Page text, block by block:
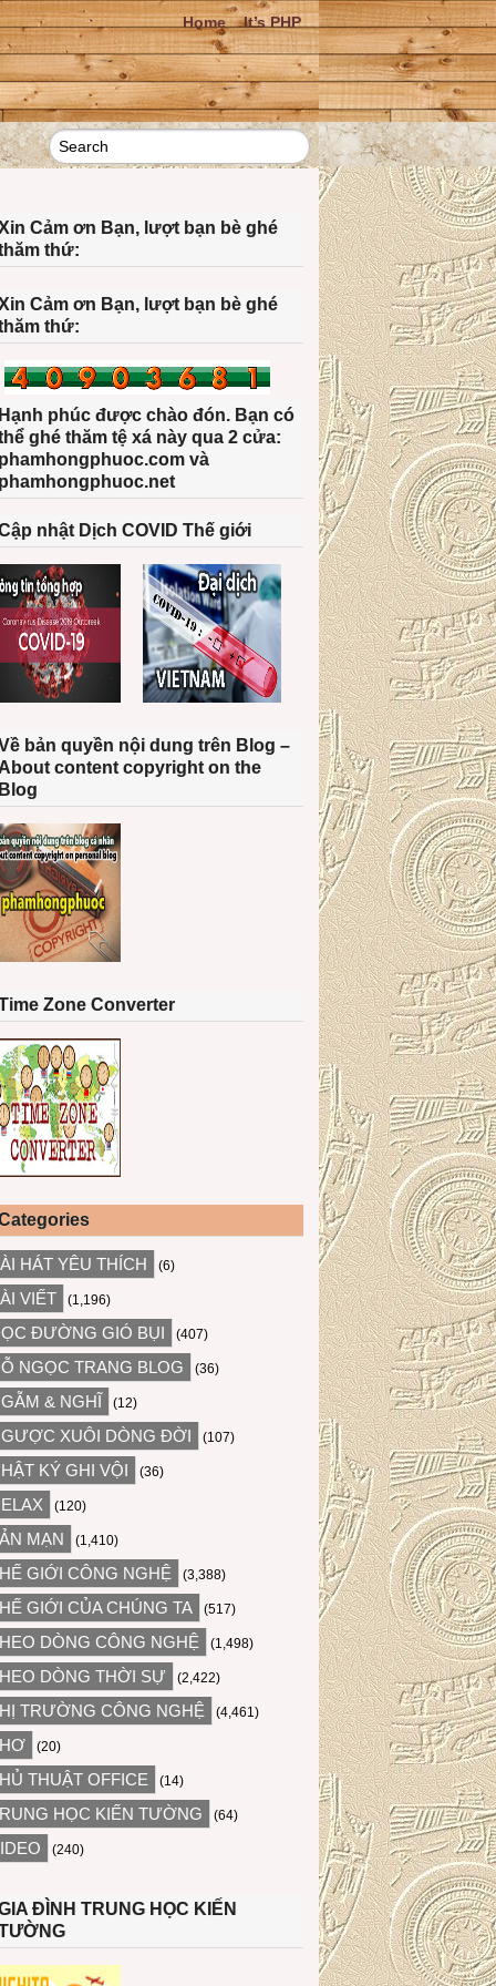
Home It’s PHP
Cảm ơn Bạn, lượt bạn bè ghé
thứ:
Cảm ơn Bạn, lượt bạn bè ghé
thứ:
Hạnh phúc được chào đón. Bạn có
ghé thăm tệ xá này qua 2 cửa:
phamhongphuoc.com và
phamhongphuoc.net
nhật Dịch COVID Thế giới
bản quyền nội dung trên Blog –
content copyright on the
Blog
Zone Converter
HÁT YÊU THÍCH (6)
VIẾT (1,196)
ĐƯỜNG GIÓ BỤI (407)
NGỌC TRANG BLOG (36)
& NGHĨ (12)
XUÔI DÒNG ĐỜI (107)
KÝ GHI VỘI (36)
(120)
MẠN (1,410)
GIỚI CÔNG NGHỆ (3,388)
GIỚI CỦA CHÚNG TA (517)
DÒNG CÔNG NGHỆ (1,498)
DÒNG THỜI SỰ (2,422)
TRƯỜNG CÔNG NGHỆ (4,461)
(20)
THUẬT OFFICE (14)
HỌC KIẾN TƯỜNG (64)
(240)
ĐÌNH TRUNG HỌC KIẾN